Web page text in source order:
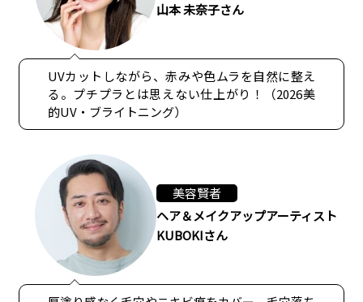
山本 未奈子さん
UVカットしながら、赤みや色ムラを自然に整え
る。プチプラとは思えない仕上がり！（2026美
的UV・ブライトニング）
美容賢者
ヘア＆メイクアップアーティスト
KUBOKIさん